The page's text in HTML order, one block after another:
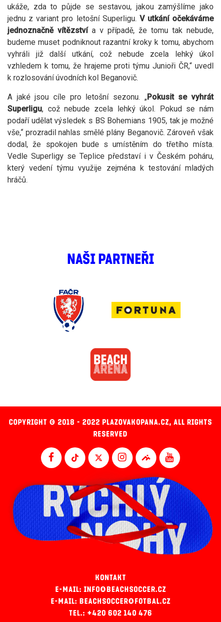
ukáže, zda to půjde se sestavou, jakou zamýšlíme jako
jednu z variant pro letošní Superligu. V utkání očekáváme
jednoznačně vítězstvía v případě, že tomu tak nebude,
budeme muset podniknout razantní kroky k tomu, abychom
vyhráli již další utkání, což nebude zcela lehký úkol
vzhledem k tomu, že hrajeme proti týmu Junioři ČR,“ uvedl
k rozlosování úvodních kol Beganovič.
A jaké jsou cíle pro letošní sezonu. „Pokusit se vyhrát
Superligu, což nebude zcela lehký úkol. Pokud se nám
podaří udělat výsledek s BS Bohemians 1905, tak je možné
vše,“ prozradil nahlas smělé plány Beganovič. Zároveň však
dodal, že spokojen bude s umístěním do třetího místa.
Vedle Superligy se Teplice představí i v Českém poháru,
který vedení týmu využije zejména k testování mladých
hráčů.
NAŠI PARTNEŘI
COPYRIGHT © 2018 - 2022 PLAZOVAKOPANA.CZ, ALL RIGHTS
RESERVED
KONTAKT
E-MAIL: INFO@BEACHSOCCER.CZ
E-MAIL: BEACHSOCCER@FOTBAL.CZ
TEL.: +420 602 140 476